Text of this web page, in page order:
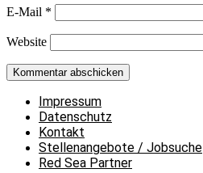
E-Mail *
Website
Impressum
Datenschutz
Kontakt
Stellenangebote / Jobsuche
Red Sea Partner